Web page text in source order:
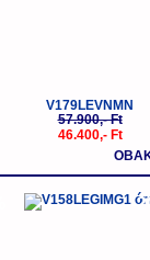
V179LEVNMN
57.900,- Ft
46.400,- Ft
-